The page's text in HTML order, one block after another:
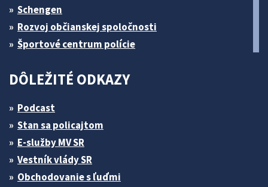
Schengen
Rozvoj občianskej spoločnosti
Športové centrum polície
DÔLEŽITÉ ODKAZY
Podcast
Stan sa policajtom
E-služby MV SR
Vestník vlády SR
Obchodovanie s ľuďmi